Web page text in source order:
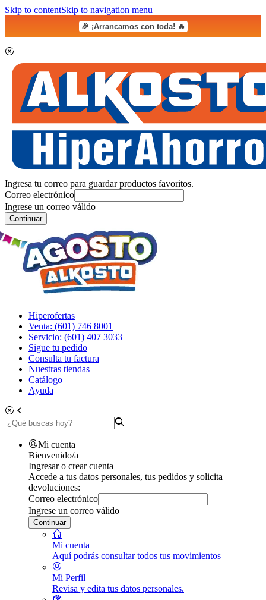
Skip to contentSkip to navigation menu
🎉 ¡Arrancamos con toda! 🔥
Ingresa tu correo para guardar productos favoritos.
Correo electrónico
Ingrese un correo válido
Continuar
Hiperofertas
Venta: (601) 746 8001
Servicio: (601) 407 3033
Sigue tu pedido
Consulta tu factura
Nuestras tiendas
Catálogo
Ayuda
Mi cuenta
Bienvenido/a
Ingresar o crear cuenta
Accede a tus datos personales, tus pedidos y solicita
devoluciones:
Correo electrónico
Ingrese un correo válido
Continuar
Mi cuenta
Aquí podrás consultar todos tus movimientos
Mi Perfil
Revisa y edita tus datos personales.